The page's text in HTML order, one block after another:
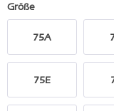
Größe
75A
75E